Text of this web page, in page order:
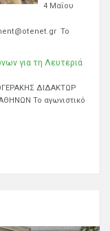
4 Μαΐου
Το
για τη Λευτεριά
ΔΙΔΑΚΤΩΡ
Το αγωνιστικό